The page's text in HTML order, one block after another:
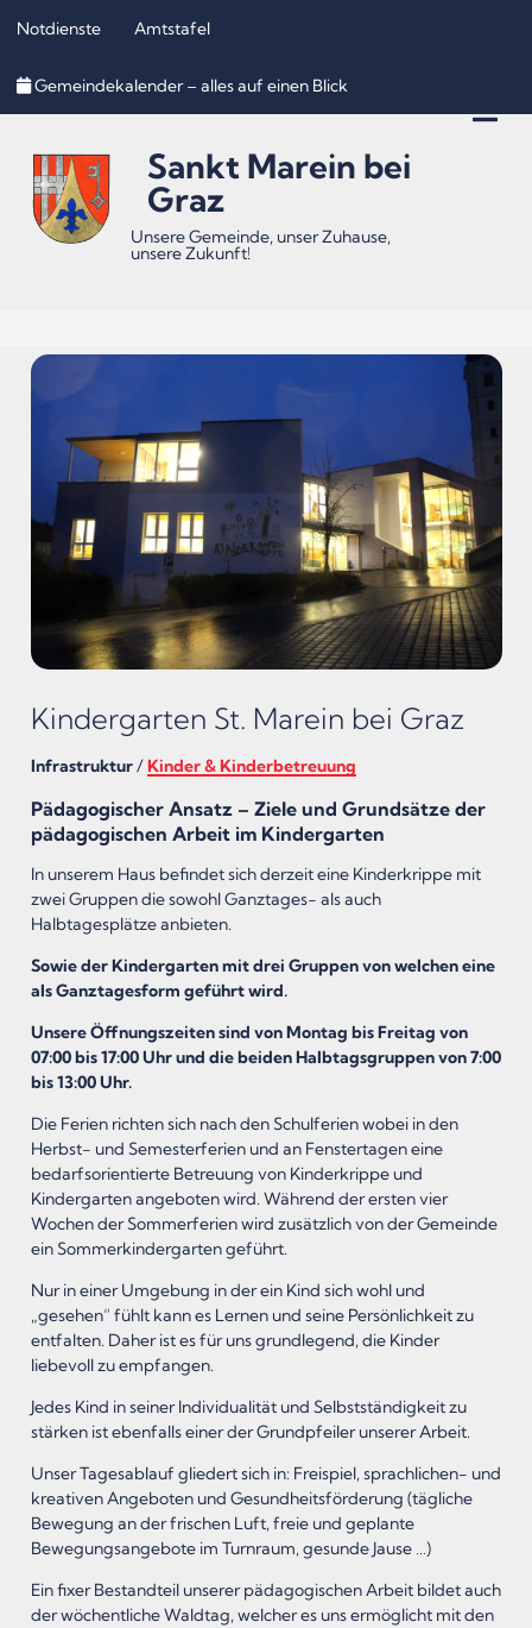
(Accesskey
(Accesskey
2)
(Accesskey
3)
Notdienste Amtstafel
Gemeindekalender – alles auf einen Blick
Sankt Marein bei
Graz
Unsere Gemeinde, unser Zuhause,
unsere Zukunft!
Kindergarten St. Marein bei Graz
Infrastruktur/Kinder & Kinderbetreuung
Pädagogischer Ansatz – Ziele und Grundsätze der
pädagogischen Arbeit im Kindergarten
In unserem Haus befindet sich derzeit eine Kinderkrippe mit
zwei Gruppen die sowohl Ganztages- als auch
Halbtagesplätze anbieten.
Sowie der Kindergarten mit drei Gruppen von welchen eine
als Ganztagesform geführt wird.
Unsere Öffnungszeiten sind von Montag bis Freitag von
07:00 bis 17:00 Uhr und die beiden Halbtagsgruppen von 7:00
bis 13:00 Uhr.
Die Ferien richten sich nach den Schulferien wobei in den
Herbst- und Semesterferien und an Fenstertagen eine
bedarfsorientierte Betreuung von Kinderkrippe und
Kindergarten angeboten wird. Während der ersten vier
Wochen der Sommerferien wird zusätzlich von der Gemeinde
ein Sommerkindergarten geführt.
Nur in einer Umgebung in der ein Kind sich wohl und
„gesehen“ fühlt kann es Lernen und seine Persönlichkeit zu
entfalten. Daher ist es für uns grundlegend, die Kinder
liebevoll zu empfangen.
Jedes Kind in seiner Individualität und Selbstständigkeit zu
stärken ist ebenfalls einer der Grundpfeiler unserer Arbeit.
Unser Tagesablauf gliedert sich in: Freispiel, sprachlichen- und
kreativen Angeboten und Gesundheitsförderung (tägliche
Bewegung an der frischen Luft, freie und geplante
Bewegungsangebote im Turnraum, gesunde Jause …)
Ein fixer Bestandteil unserer pädagogischen Arbeit bildet auch
der wöchentliche Waldtag, welcher es uns ermöglicht mit den